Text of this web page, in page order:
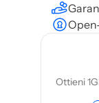
Ottieni